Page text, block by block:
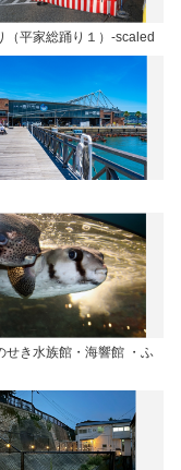
（平家総踊り１）-scaled
せき水族館・海響館 ・ふ